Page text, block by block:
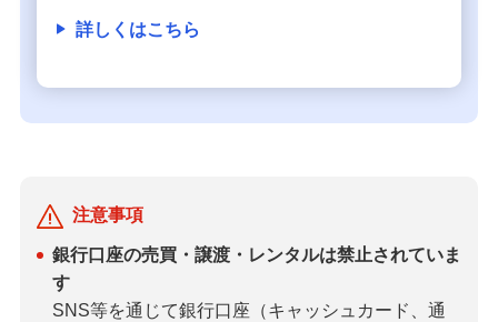
詳しくはこちら
注意事項
銀行口座の売買・譲渡・レンタルは禁止されていま
す
SNS等を通じて銀行口座（キャッシュカード、通